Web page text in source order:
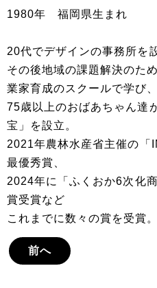
1980年 福岡県生まれ
20代でデザインの事務所を
その後地域の課題解決のた
業家育成のスクールで学び、
75歳以上のおばあちゃん達
宝」を設立。
2021年農林水産省主催の「
最優秀賞、
2024年に「ふくおか6次化
賞受賞など
これまでに数々の賞を受賞。
前へ